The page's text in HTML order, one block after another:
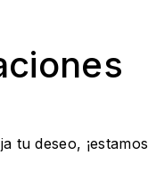
tu deseo, ¡estamos